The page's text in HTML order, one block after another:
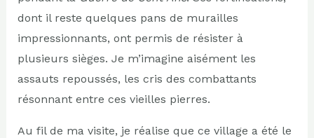
dont il reste quelques pans de murailles
impressionnants, ont permis de résister à
plusieurs sièges. Je m’imagine aisément les
assauts repoussés, les cris des combattants
résonnant entre ces vieilles pierres.
Au fil de ma visite, je réalise que ce village a été le